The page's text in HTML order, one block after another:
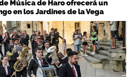
Música de Haro ofrecerá un
en los Jardines de la Vega